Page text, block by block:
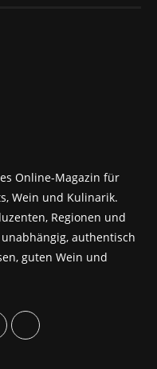
Online-Magazin für
Wein und Kulinarik.
Regionen und
authentisch
guten Wein und